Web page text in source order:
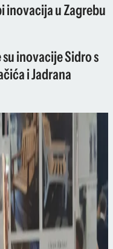
inovacija u Zagrebu
inovacije Sidro s
i Jadrana